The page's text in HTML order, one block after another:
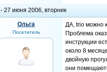
- 27 июня 2006, вторник
Ольга
Посетитель
ДА, trio можно
Проблема
инструкции
около 8
двойную
они